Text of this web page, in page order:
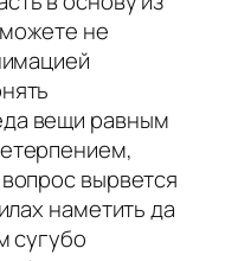
не
вещи равным
вырвется
наметить да
сугубо